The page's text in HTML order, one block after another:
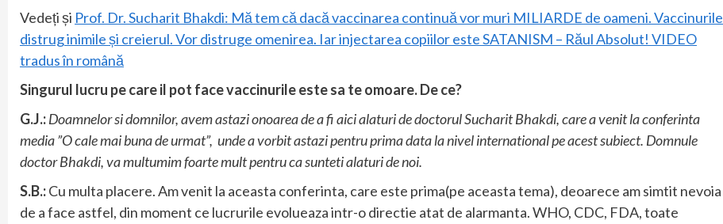
Vedeți și Prof. Dr. Sucharit Bhakdi: Mă tem că dacă vaccinarea continuă vor muri MILIARDE de oameni. Vaccinurile
distrug inimile și creierul. Vor distruge omenirea. Iar injectarea copiilor este SATANISM – Răul Absolut! VIDEO
tradus în română
Singurul lucru pe care il pot face vaccinurile este sa te omoare. De ce?
G.J.:Doamnelor si domnilor, avem astazi onoarea de a fi aici alaturi de doctorul Sucharit Bhakdi, care a venit la conferinta
media ”O cale mai buna de urmat”, unde a vorbit astazi pentru prima data la nivel international pe acest subiect. Domnule
doctor Bhakdi, va multumim foarte mult pentru ca sunteti alaturi de noi.
S.B.:Cu multa placere. Am venit la aceasta conferinta, care este prima(pe aceasta tema), deoarece am simtit nevoia
de a face astfel, din moment ce lucrurile evolueaza intr-o directie atat de alarmanta. WHO, CDC, FDA, toate